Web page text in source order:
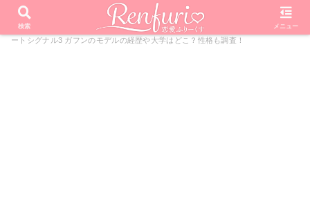
PR
ホーム 恋愛リアリティーショー HEART SIGNAL
ハ
ートシグナル3 ガフンのモデルの経歴や大学はどこ？性格も調査！
検索 メニュー